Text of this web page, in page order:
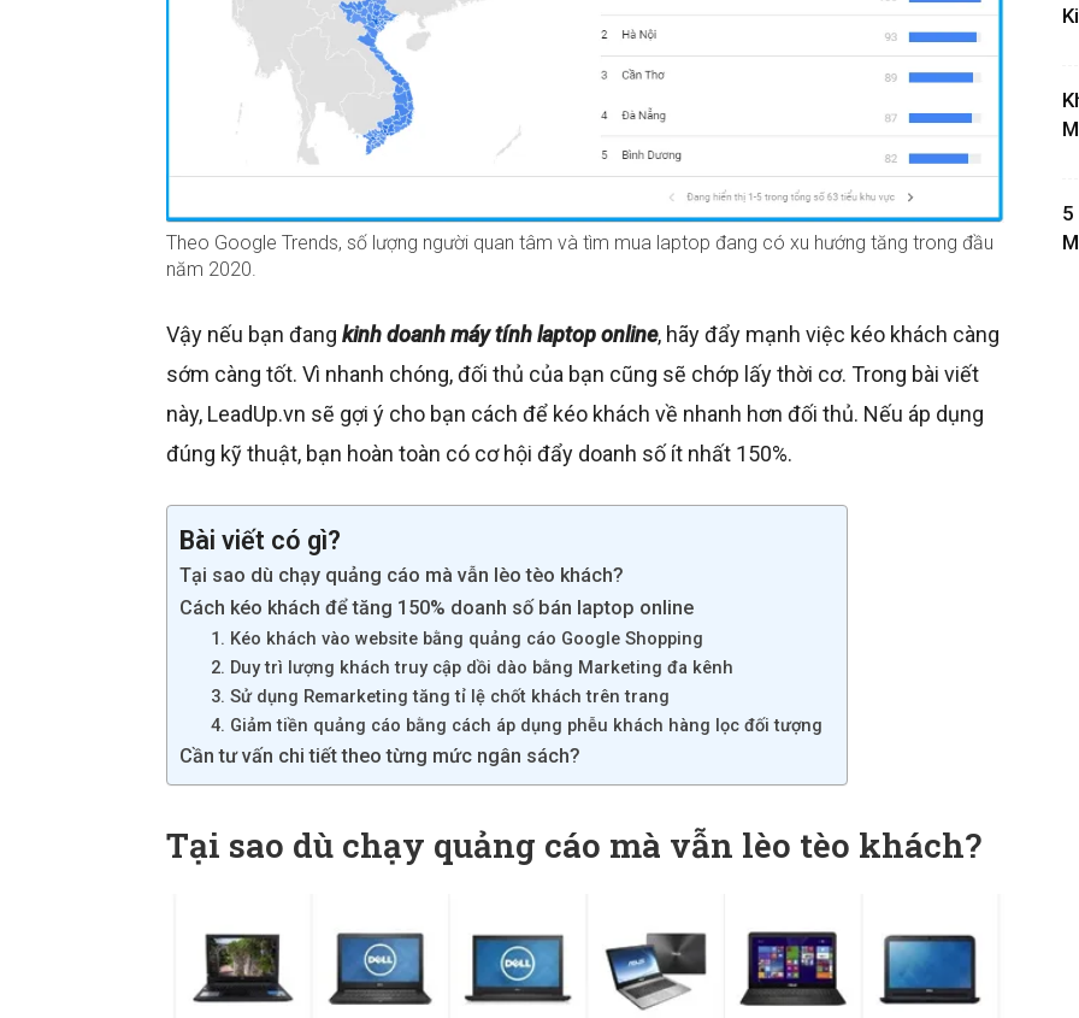
Theo Google Trends, số lượng người quan tâm và tìm mua laptop đang có xu hướng tăng trong đầu
năm 2020.
Vậy nếu bạn đang kinh doanh máy tính laptop online, hãy đẩy mạnh việc kéo khách càng
sớm càng tốt. Vì nhanh chóng, đối thủ của bạn cũng sẽ chớp lấy thời cơ. Trong bài viết
này, LeadUp.vn sẽ gợi ý cho bạn cách để kéo khách về nhanh hơn đối thủ. Nếu áp dụng
đúng kỹ thuật, bạn hoàn toàn có cơ hội đẩy doanh số ít nhất 150%.
Bài viết có gì?
Tại sao dù chạy quảng cáo mà vẫn lèo tèo khách?
Cách kéo khách để tăng 150% doanh số bán laptop online
1. Kéo khách vào website bằng quảng cáo Google Shopping
2. Duy trì lượng khách truy cập dồi dào bằng Marketing đa kênh
3. Sử dụng Remarketing tăng tỉ lệ chốt khách trên trang
4. Giảm tiền quảng cáo bằng cách áp dụng phễu khách hàng lọc đối tượng
Cần tư vấn chi tiết theo từng mức ngân sách?
Tại sao dù chạy quảng cáo mà vẫn lèo tèo khách?
5